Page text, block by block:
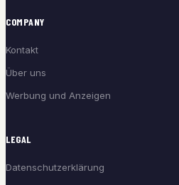
COMPANY
Kontakt
Über uns
Werbung und Anzeigen
LEGAL
Datenschutzerklärung